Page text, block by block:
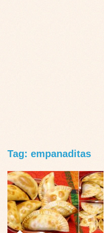
Tag: empanaditas